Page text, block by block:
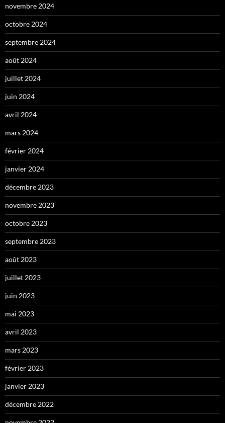
novembre 2024
octobre 2024
septembre 2024
août 2024
juillet 2024
juin 2024
avril 2024
mars 2024
février 2024
janvier 2024
décembre 2023
novembre 2023
octobre 2023
septembre 2023
août 2023
juillet 2023
juin 2023
mai 2023
avril 2023
mars 2023
février 2023
janvier 2023
décembre 2022